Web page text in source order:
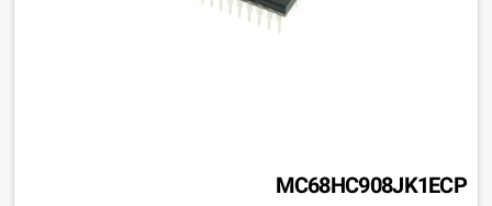
MC68HC908JK1ECP